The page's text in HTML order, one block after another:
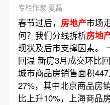
专栏作家 夏磊
春节过后， 房地产市场
何？我们分线拆析房地
现状及后市支撑因素。
回温 新房3月成交环比
城市商品房销售面积
27%，其中北京商品房
比上升10%，上海商